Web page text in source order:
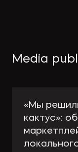
Media
«Мы
кактус»: